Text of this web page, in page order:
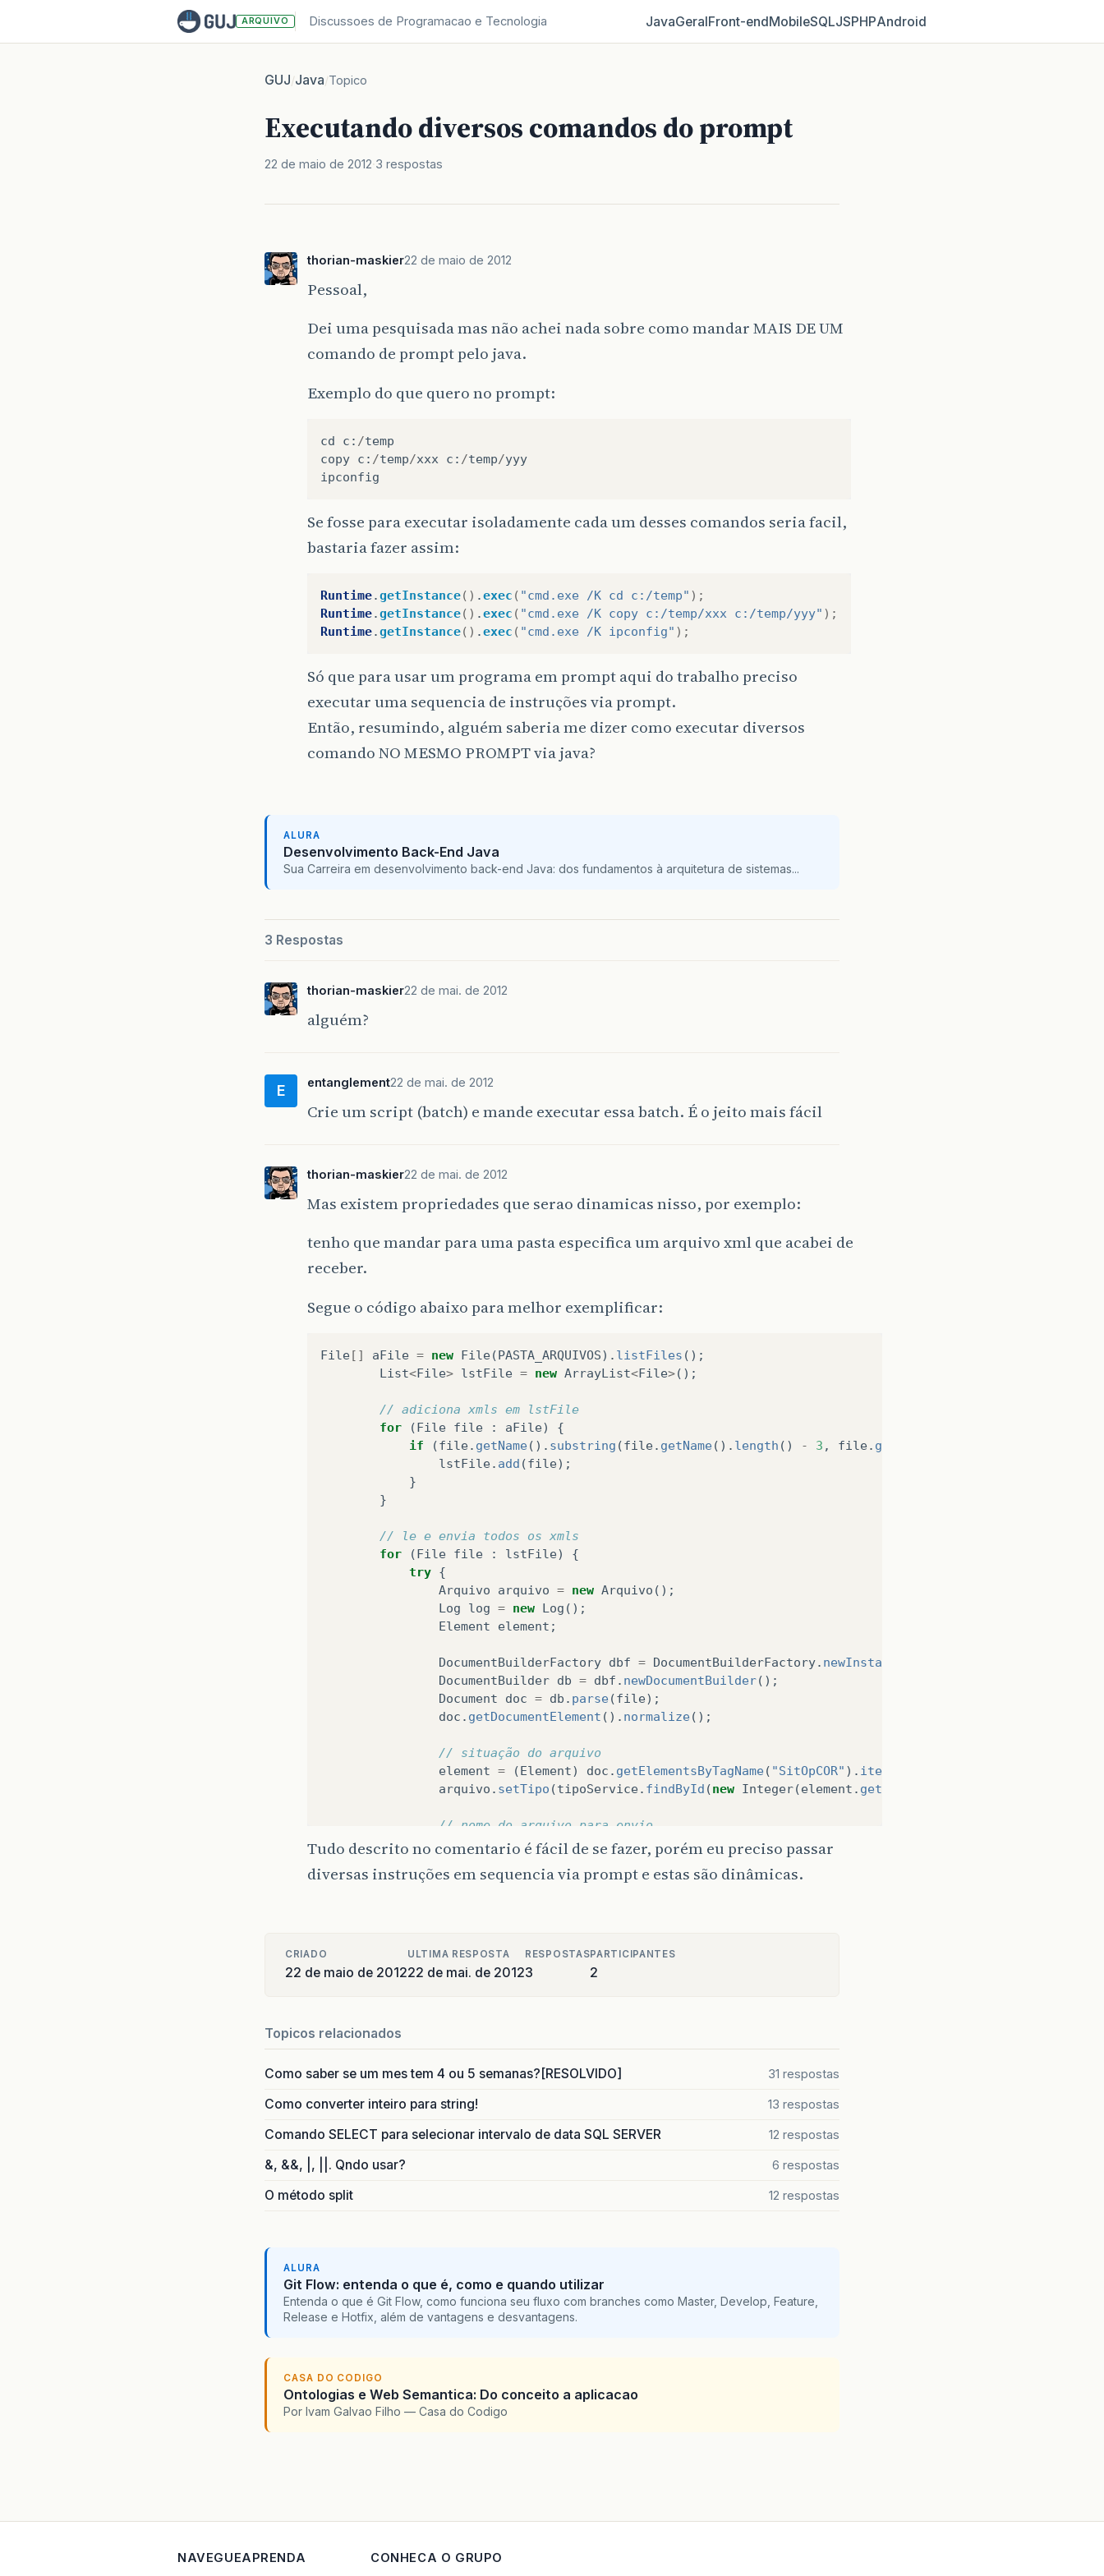
ARQUIVO Discussoes de Programacao e Tecnologia JavaGeralFront‑endMobileSQLJSPHPAndroid
GUJ/Java/Topico
Executando diversos comandos do prompt
22 de maio de 2012 3 respostas
thorian-maskier22 de maio de 2012
Pessoal,
Dei uma pesquisada mas não achei nada sobre como mandar MAIS DE UM
comando de prompt pelo java.
Exemplo do que quero no prompt:
cd c : /temp
copy c : /temp/xxx c : /temp/yyy
ipconfig
Se fosse para executar isoladamente cada um desses comandos seria facil,
bastaria fazer assim:
Runtime.getInstance() .exec ( "cmd.exe /K cd c:/temp" );
Runtime.getInstance() .exec ( "cmd.exe /K copy c:/temp/xxx c:/temp/yyy" );
Runtime.getInstance() .exec ( "cmd.exe /K ipconfig" );
Só que para usar um programa em prompt aqui do trabalho preciso
executar uma sequencia de instruções via prompt.
Então, resumindo, alguém saberia me dizer como executar diversos
comando NO MESMO PROMPT via java?
ALURA
Desenvolvimento Back-End Java
Sua Carreira em desenvolvimento back-end Java: dos fundamentos à arquitetura de sistemas...
3 Respostas
thorian-maskier22 de mai. de 2012
alguém?
E entanglement22 de mai. de 2012
Crie um script (batch) e mande executar essa batch. É o jeito mais fácil
thorian-maskier22 de mai. de 2012
Mas existem propriedades que serao dinamicas nisso, por exemplo:
tenho que mandar para uma pasta especifica um arquivo xml que acabei de
receber.
Segue o código abaixo para melhor exemplificar:
File[] aFile = new File(PASTA_ARQUIVOS). listFiles ();
List<File> lstFile = new ArrayList<File>();
// adiciona xmls em lstFile
for
(File file : aFile)
{
if
(file. getName(). substring (file. getName(). length () - 3 , file. getName
lstFile. add (file);
}
}
// le e envia todos os xmls
for
(File file : lstFile)
{
try {
Arquivo
arquivo = new Arquivo ();
Log
log = new Log ();
Element
element ;
DocumentBuilderFactory dbf = DocumentBuilderFactory. newInstance
DocumentBuilder db = dbf . newDocumentBuilder();
Document
doc = db . parse(file);
doc . getDocumentElement (). normalize();
// situação do arquivo
element = (Element) doc . getElementsByTagName( "SitOpCOR" ). item
arquivo . setTipo (tipoService. findById (new Integer(element . getTextContent
// nome do arquivo para envio
arquivo
setArquivoEnvio (file getName ());
// nro contrato
// data de envio = data atual
arquivo .setDataEnvio (new
* ESPECIFICO PELO PROMPT, E CRIAR UM ARQUIVO COM PROTOCOLO QUE ESTE PROGRAMA ME RETORNA
arquivo
Situacao situacao = new Situacao
situacao).get
Tudo descrito no comentario é fácil de se fazer, porém eu preciso passar
diversas instruções em sequencia via prompt e estas são dinâmicas.
CRIADO
22 de maio de 2012
ULTIMA RESPOSTA
22 de mai. de 2012
RESPOSTAS
3
PARTICIPANTES
2
Topicos relacionados
Como saber se um mes tem 4 ou 5 semanas?[RESOLVIDO] 31 respostas
Como converter inteiro para string! 13 respostas
Comando SELECT para selecionar intervalo de data SQL SERVER 12 respostas
&, &&, |, ||. Qndo usar? 6 respostas
O método split 12 respostas
ALURA
Git Flow: entenda o que é, como e quando utilizar
Entenda o que é Git Flow, como funciona seu fluxo com branches como Master, Develop, Feature,
Release e Hotfix, além de vantagens e desvantagens.
CASA DO CODIGO
Ontologias e Web Semantica: Do conceito a aplicacao
Por Ivam Galvao Filho — Casa do Codigo
NAVEGUEAPRENDA CONHECA O GRUPO